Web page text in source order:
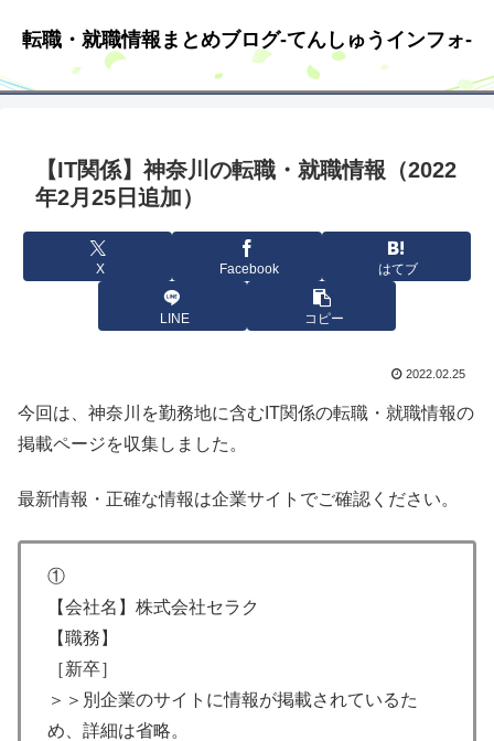
転職・就職情報まとめブログ-てんしゅうインフォ-
【IT関係】神奈川の転職・就職情報（2022
年2月25日追加）
X Facebook はてブ
LINE コピー
2022.02.25
今回は、神奈川を勤務地に含むIT関係の転職・就職情報の
掲載ページを収集しました。
最新情報・正確な情報は企業サイトでご確認ください。
①
【会社名】株式会社セラク
【職務】
［新卒］
＞＞別企業のサイトに情報が掲載されているた
め、詳細は省略。